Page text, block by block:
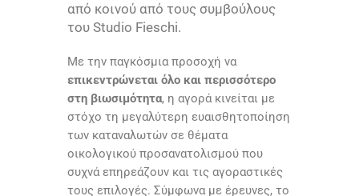
από κοινού από τους συμβούλους
του Studio Fieschi.
Με την παγκόσμια προσοχή να
επικεντρώνεται όλο και περισσότερο
στη βιωσιμότητα, η αγορά κινείται με
στόχο τη μεγαλύτερη ευαισθητοποίηση
των καταναλωτών σε θέματα
οικολογικού προσανατολισμού που
συχνά επηρεάζουν και τις αγοραστικές
τους επιλογές. Σύμφωνα με έρευνες, το